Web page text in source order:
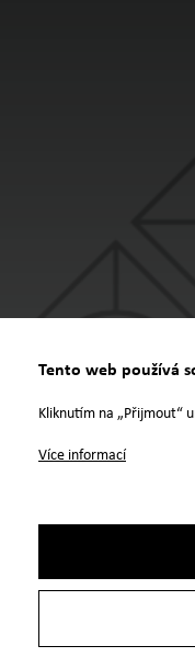
Tento web používá
Kliknutím na „Přijmout“
Více informací